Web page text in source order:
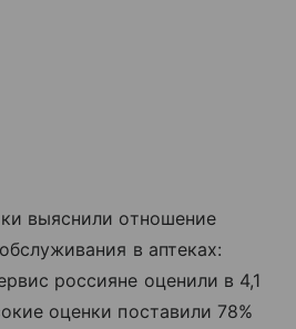
выяснили отношение
в аптеках:
россияне оценили в 4,1
оценки поставили 78%